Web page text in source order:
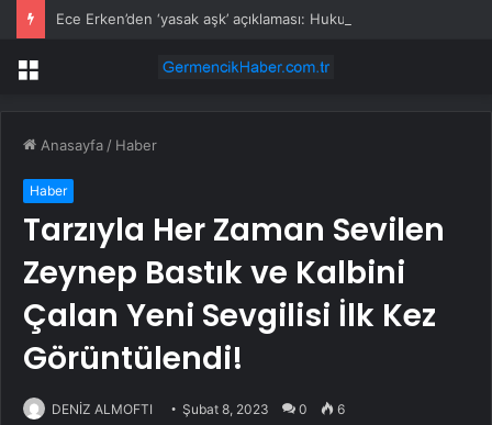
Menü
Anasayfa / Haber
Haber
Tarzıyla Her Zaman Sevilen
Zeynep Bastık ve Kalbini
Çalan Yeni Sevgilisi İlk Kez
Görüntülendi!
DENİZ ALMOFTI Şubat 8, 2023 0 6